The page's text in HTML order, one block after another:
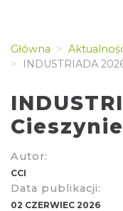
Główna
INDUSTRIADA
Cieszynie
Autor:
CCI
Data publikacji:
02 CZERWIEC 2026